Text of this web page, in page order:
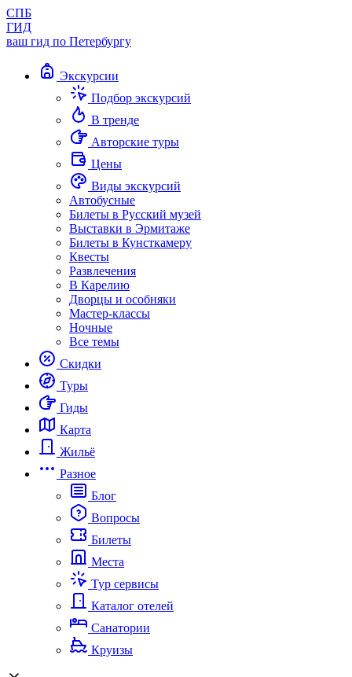
СПБ
ГИД
ваш гид по Петербургу
Экскурсии
Подбор экскурсий
В тренде
Авторские туры
Цены
Виды экскурсий
Автобусные
Билеты в Русский музей
Выставки в Эрмитаже
Билеты в Кунсткамеру
Квесты
Развлечения
В Карелию
Дворцы и особняки
Мастер-классы
Ночные
Все темы
Скидки
Туры
Гиды
Карта
Жильё
Разное
Блог
Вопросы
Билеты
Места
Тур сервисы
Каталог отелей
Санатории
Круизы